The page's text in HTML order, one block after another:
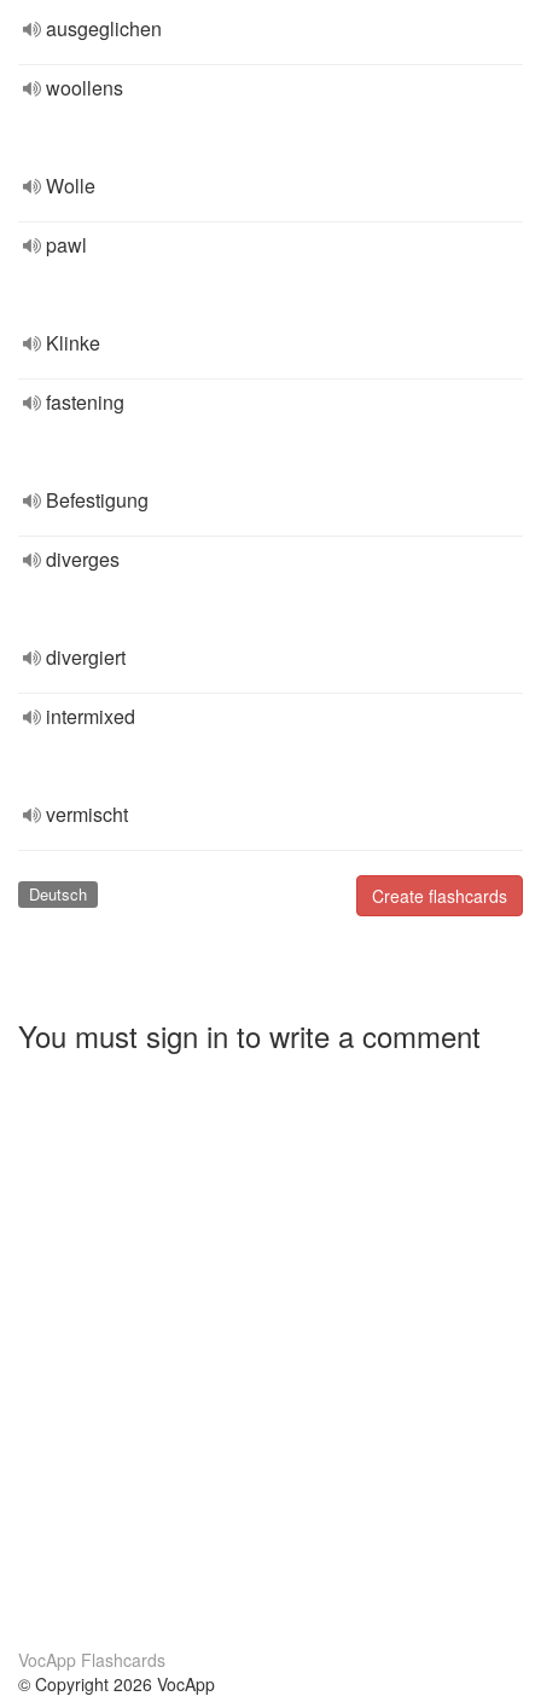
ausgeglichen
woollens
Wolle
pawl
Klinke
fastening
Befestigung
diverges
divergiert
intermixed
vermischt
Create flashcards
Deutsch
You must sign in to write a comment
VocApp Flashcards
© Copyright 2026 VocApp